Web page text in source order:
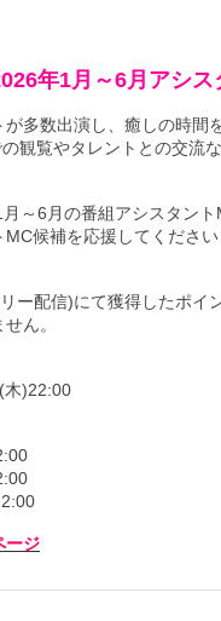
年1月～6月アシ
多数出演し、癒しの時間
観覧やタレントとの交流
～6月の番組アシスタント
候補を応援してください
ー配信)にて獲得したポイ
ん。
木)22:00
ージ